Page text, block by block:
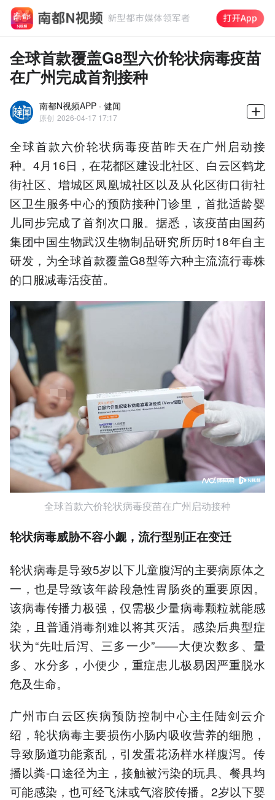
全球首款覆盖G8型六价轮状病毒疫苗
在广州完成首剂接种
南都N视频APP · 健闻
原创 2026-04-17 17:17
全球首款六价轮状病毒疫苗昨天在广州启动接
种。4月16日，在花都区建设北社区、白云区鹤龙
街社区、增城区凤凰城社区以及从化区街口街社
区卫生服务中心的预防接种门诊里，首批适龄婴
儿同步完成了首剂次口服。据悉，该疫苗由国药
集团中国生物武汉生物制品研究所历时18年自主
研发，为全球首款覆盖G8型等六种主流流行毒株
的口服减毒活疫苗。
全球首款六价轮状病毒疫苗在广州启动接种
轮状病毒威胁不容小觑，流行型别正在变迁
轮状病毒是导致5岁以下儿童腹泻的主要病原体之
一，也是导致该年龄段急性胃肠炎的重要原因。
该病毒传播力极强，仅需极少量病毒颗粒就能感
染，且普通消毒剂难以将其灭活。感染后典型症
状为“先吐后泻、三多一少”——大便次数多、量
多、水分多，小便少，重症患儿极易因严重脱水
危及生命。
广州市白云区疾病预防控制中心主任陆剑云介
绍，轮状病毒主要损伤小肠内吸收营养的细胞，
导致肠道功能紊乱，引发蛋花汤样水样腹泻。传
播以粪-口途径为主，接触被污染的玩具、餐具均
可能感染，也可经飞沫或气溶胶传播。2岁以下婴